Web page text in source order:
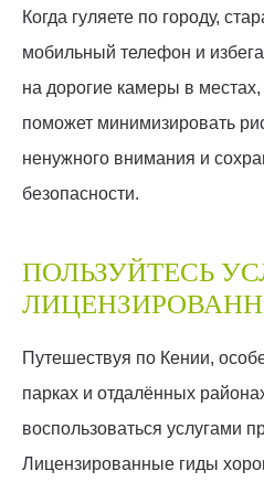
Когда гуляете по городу,
мобильный телефон и
на дорогие камеры в
поможет минимизировать
ненужного внимания и
безопасности.
ПОЛЬЗУЙТЕСЬ
Путешествуя по Кении,
парках и отдалённых
воспользоваться услугами
Лицензированные гиды